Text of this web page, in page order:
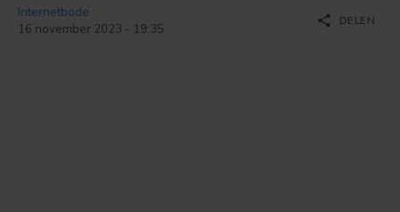
Internetbode
16 november 2023 - 19:35
share DELEN